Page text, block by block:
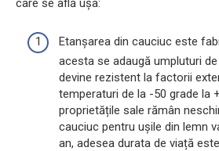
care se află ușa:
Etanșarea din cauciuc este
acesta se adaugă umpluturi
devine rezistent la factorii
temperaturi de la -50 grade la
proprietățile sale rămân
cauciuc pentru ușile din lemn
an, adesea durata de viață